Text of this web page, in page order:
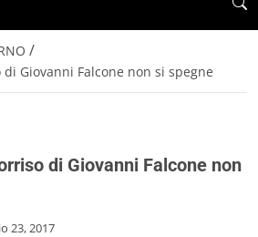
/
Giovanni Falcone non si spegne
di Giovanni Falcone non
23, 2017